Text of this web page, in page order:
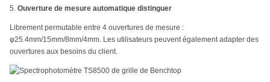
5. Ouverture de mesure automatique distinguer
Librement permutable entre 4 ouvertures de mesure :
φ25.4mm/15mm/8mm/4mm. Les utilisateurs peuvent également adapter des
ouvertures aux besoins du client.